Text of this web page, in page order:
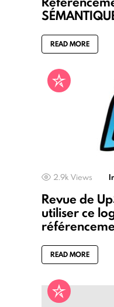
READ MORE
2.9k Views
Revue de
utiliser ce
READ MORE